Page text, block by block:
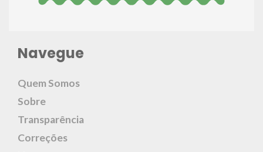
Navegue
Quem Somos
Sobre
Transparência
Correções